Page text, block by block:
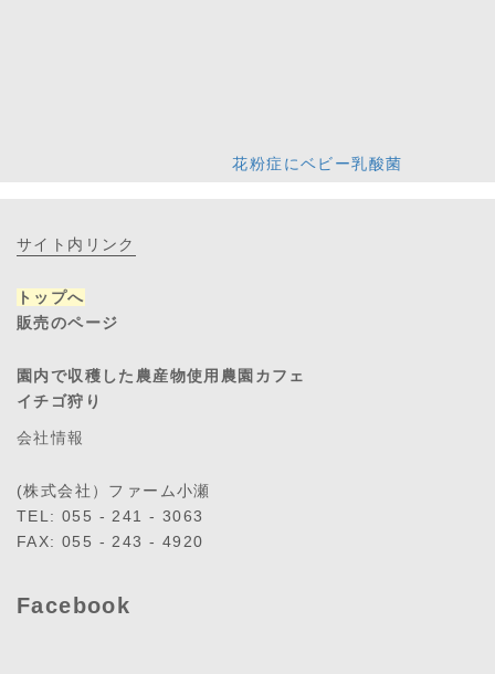
花粉症にベビー乳酸菌
サイト内リンク
トップへ
販売のページ
園内で収穫した農産物使用農園カフェ
イチゴ狩り
会社情報
(株式会社）ファーム小瀬
TEL: 055 - 241 - 3063
FAX: 055 - 243 - 4920
Facebook